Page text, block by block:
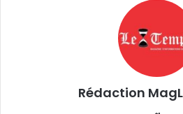
Rédaction